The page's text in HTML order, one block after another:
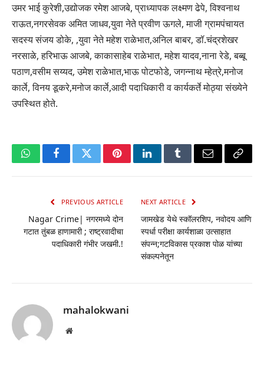
उमर भाई कुरेशी,उद्योजक रमेश आजबे, प्राध्यापक लक्ष्मण ढेपे, विश्वनाथ
राऊत,नगरसेवक अमित जाधव,युवा नेते प्रवीण ऊगले, माजी ग्रामपंचायत
सदस्य संजय डोके, ,युवा नेते महेश राळेभात,अनिल बाबर, डॉ.चंद्रशेखर
नरसाळे, हरिभाऊ आजबे, काकासाहेब राळेभात, महेश यादव,नाना रेडे, बब्बू
पठाण,वसीम सय्यद, उमेश राळेभात,भाऊ पोटफोडे, जगन्नाथ म्हेत्रे,मनोज
कार्ले, विनय डूकरे,मनोज कार्ले,आदी पदाधिकारी व कार्यकर्ते मोठ्या संख्येने
उपस्थित होते.
WhatsAppFacebookTwitterPinterestLinkedInTumblrEmail Copy
PREVIOUS ARTICLE
Nagar Crime| नगरमध्ये दोन
गटात तुंबळ हाणामारी ; राष्ट्रवादीचा
पदाधिकारी गंभीर जखमी.!
NEXT ARTICLE
जामखेड येथे स्कॉलरशिप, नवोदय आणि
स्पर्धा परीक्षा कार्यशाळा उत्साहात
संपन्न;गटविकास प्रकाश पोळ यांच्या
संकल्पनेतून
mahalokwani
Website